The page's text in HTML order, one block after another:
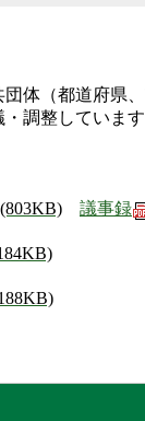
体（都道府県
調整しています
(803KB) 議事録